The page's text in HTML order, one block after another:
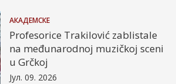
АКАДЕМСКЕ
Profesorice Trakilović zablistale
na međunarodnoj muzičkoj sceni
u Grčkoj
Јул. 09. 2026